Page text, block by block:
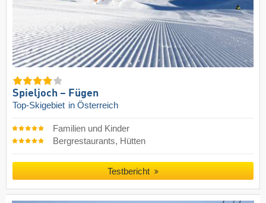
Spieljoch – Fügen
Top-Skigebiet in Österreich
Familien und Kinder
Bergrestaurants, Hütten
Testbericht